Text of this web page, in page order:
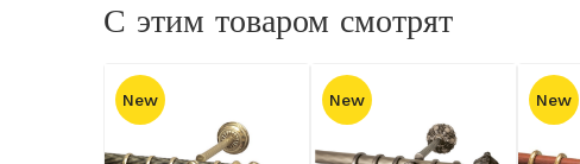
С этим товаром смотрят
New New New